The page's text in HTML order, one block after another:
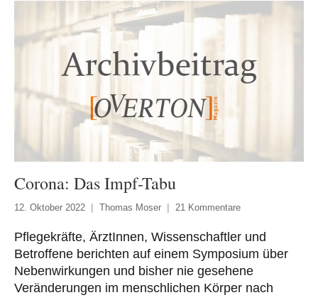
Corona: Das Impf-Tabu
12. Oktober 2022 Thomas Moser 21 Kommentare
Pflegekräfte, ÄrztInnen, Wissenschaftler und
Betroffene berichten auf einem Symposium über
Nebenwirkungen und bisher nie gesehene
Veränderungen im menschlichen Körper nach